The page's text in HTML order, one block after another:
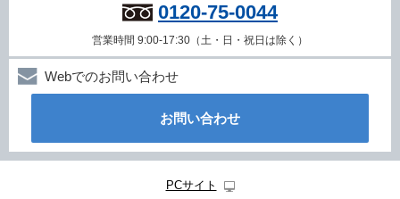
0120-75-0044
営業時間 9:00-17:30（土・日・祝日は除く）
Webでのお問い合わせ
お問い合わせ
PCサイト